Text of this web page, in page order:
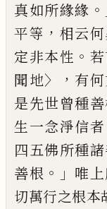
真如所緣緣 。
平等 ， 相云
定非本性 。
聞地〉， 有何
是先世曾種
生一念淨信者
四五佛所種
善根 。」 唯
切萬行之根本